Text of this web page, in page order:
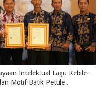
Intelektual Lagu Kebile-
Motif Batik Petule .